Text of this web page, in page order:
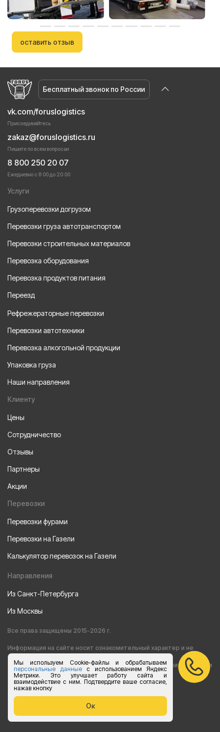
Мы используем Cookie-файлы и обрабатываем
персональные данныес использованием Яндекс
Метрики. Это улучшает работу сайта и
взаимодействие с ним. Подтвердите ваше согласие,
нажав кнопку
Ок
оставить отзыв
Бесплатный звонок по России
vk.com/foruslogistics
Присоединяйтесь
zakaz@foruslogistics.ru
Пишите по всем вопросаи
8 800 250 20 07
Ежедневно с 8:00 до 20:00
Услуги
Грузоперевозки догрузом
Перевозки груза автотранспортом
Перевозки строительных материалов
Перевозка оборудования
Перевозка продуктов питания
Переезд
Рефрежераторные перевозки
Перевозки автотехники
Перевозка алкогольной продукции
Упаковка груза
Наши направления
Клиенту
Цены
Сотрудничество
Отзывы
Партнеры
Акции
Перевозки
Перевозки фурами
Перевозки на Газели
Калькулятор перевозок на Газели
Направления
Из Санкт-Петербурга
Из Москвы
Все права защищены 2015-2026 г.
Информация на сайте носит ознакомительный характер и не
является публичной офертой, определяемой положениями статьи
437 Гражданского кодекса РФ
Согласие на обработку персональных данных
Политика конфиденциальности